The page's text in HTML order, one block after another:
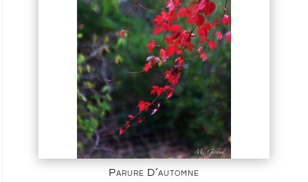
Parure D’automne